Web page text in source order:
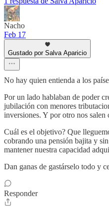
Nacho
Feb 17
Gustado por Salva Aparicio
No hay quien entienda a los
Por un lado hablaban de poder
jubilación con menores
inversiones. Y por otro nos salen
Cuál es el objetivo? Que
cobrando una pensión bajita y
mantener nuestra capacidad
Dan ganas de gastárselo todo y
Responder